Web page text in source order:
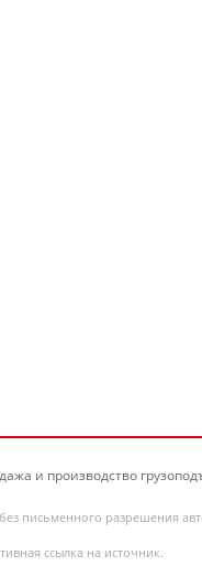
и производство
письменного разрешения
ссылка на источник.